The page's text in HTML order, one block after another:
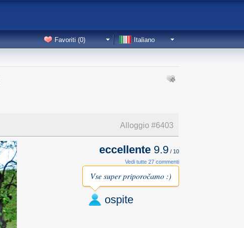
Italiano
Favoriti (0)
Alloggio #6403
eccellente 9.9 / 10
Vedi tutte 27 commenti
Vse super priporočamo :)
ospite